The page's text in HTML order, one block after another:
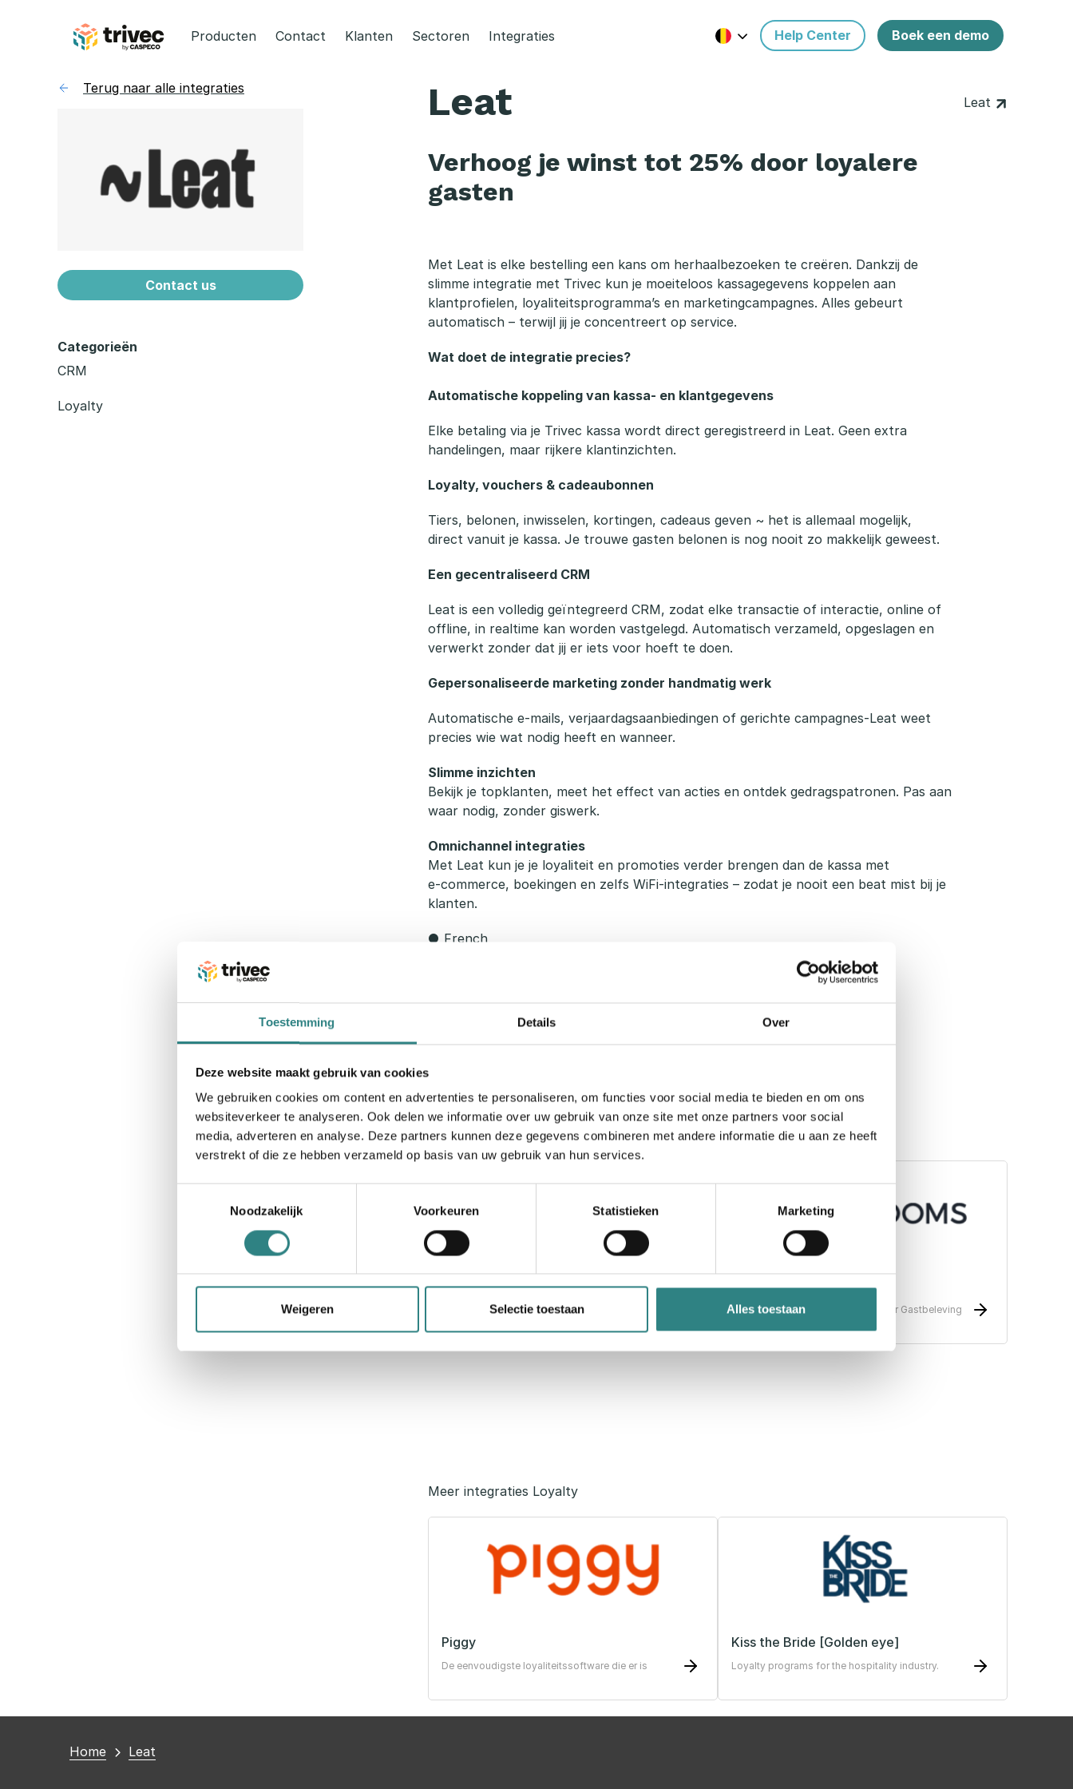
Toestemming Details Over
Deze website maakt gebruik van cookies
We gebruiken cookies om content en advertenties te personaliseren, om functies voor social media te bieden en om ons
websiteverkeer te analyseren. Ook delen we informatie over uw gebruik van onze site met onze partners voor social
media, adverteren en analyse. Deze partners kunnen deze gegevens combineren met andere informatie die u aan ze heeft
verstrekt of die ze hebben verzameld op basis van uw gebruik van hun services.
Noodzakelijk
Voorkeuren Statistieken Marketing
Weigeren Selectie toestaan Alles toestaan
Producten Contact Klanten Sectoren Integraties Help Center Boek een demo
Terug naar alle integraties
Contact us
Categorieën
CRM
Loyalty
Leat Leat
Verhoog je winst tot 25% door loyalere
gasten
Met Leat is elke bestelling een kans om herhaalbezoeken te creëren. Dankzij de
slimme integratie met Trivec kun je moeiteloos kassagegevens koppelen aan
klantprofielen, loyaliteitsprogramma’s en marketingcampagnes. Alles gebeurt
automatisch – terwijl jij je concentreert op service.
Wat doet de integratie precies?
Automatische koppeling van kassa- en klantgegevens
Elke betaling via je Trivec kassa wordt direct geregistreerd in Leat. Geen extra
handelingen, maar rijkere klantinzichten.
Loyalty, vouchers & cadeaubonnen
Tiers, belonen, inwisselen, kortingen, cadeaus geven ~ het is allemaal mogelijk,
direct vanuit je kassa. Je trouwe gasten belonen is nog nooit zo makkelijk geweest.
Een gecentraliseerd CRM
Leat is een volledig geïntegreerd CRM, zodat elke transactie of interactie, online of
offline, in realtime kan worden vastgelegd. Automatisch verzameld, opgeslagen en
verwerkt zonder dat jij er iets voor hoeft te doen.
Gepersonaliseerde marketing zonder handmatig werk
Automatische e-mails, verjaardagsaanbiedingen of gerichte campagnes-Leat weet
precies wie wat nodig heeft en wanneer.
Slimme inzichten
Bekijk je topklanten, meet het effect van acties en ontdek gedragspatronen. Pas aan
waar nodig, zonder giswerk.
Omnichannel integraties
Met Leat kun je je loyaliteit en promoties verder brengen dan de kassa met
e-commerce, boekingen en zelfs WiFi-integraties – zodat je nooit een beat mist bij je
klanten.
● French
Meer integraties CRM
Booktivity
Cloud-based reserveringssysteem voor
Sevenrooms
Het #1 data-gedreven platform voor Gastbeleving
Meer integraties Loyalty
Piggy
De eenvoudigste loyaliteitssoftware die er is
Kiss the Bride [Golden eye]
Loyalty programs for the hospitality industry.
You
Home Leat